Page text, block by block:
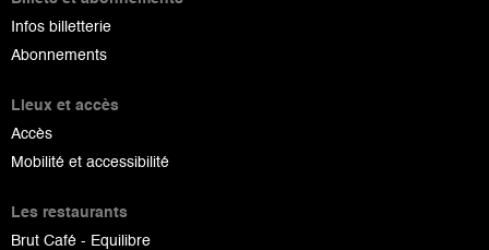
Infos billetterie
Abonnements
Lieux et accès
Accès
Mobilité et accessibilité
Les restaurants
Brut Café - Equilibre